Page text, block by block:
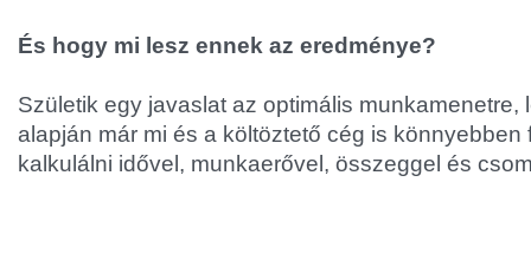
És hogy mi lesz ennek az eredménye?
Születik egy javaslat az optimális munkamenetre,
alapján már mi és a költöztető cég is könnyebben
kalkulálni idővel, munkaerővel, összeggel és